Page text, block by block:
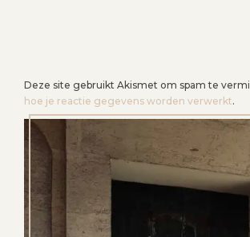
Deze site gebruikt Akismet om spam te
hoe je reactie gegevens worden verwerkt.